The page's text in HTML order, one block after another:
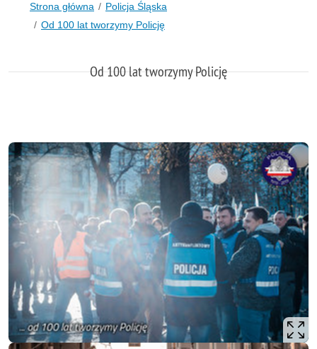
Strona główna
Policja Śląska
Od 100 lat tworzymy Policję
Od 100 lat tworzymy Policję